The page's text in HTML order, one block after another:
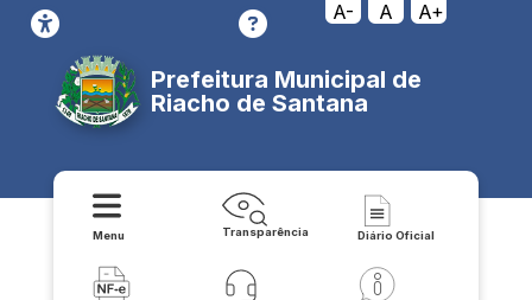
A- A A+
Prefeitura Municipal de
Riacho de Santana
Menu Transparência Diário Oficial